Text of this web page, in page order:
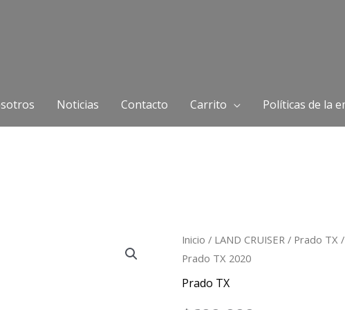
Noticias Contacto Carrito Políticas de la
Inicio / LAND CRUISER / Prado TX
Prado TX 2020
Prado TX
Aislador
Capot
Toyota